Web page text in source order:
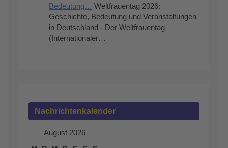
Bedeutung… Weltfrauentag 2026:
Geschichte, Bedeutung und Veranstaltungen
in Deutschland - Der Weltfrauentag
(Internationaler…
Nachrichtenkalender
August 2026